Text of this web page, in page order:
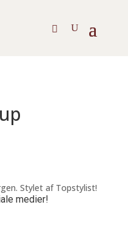
Stylet af Topstylist!
medier!